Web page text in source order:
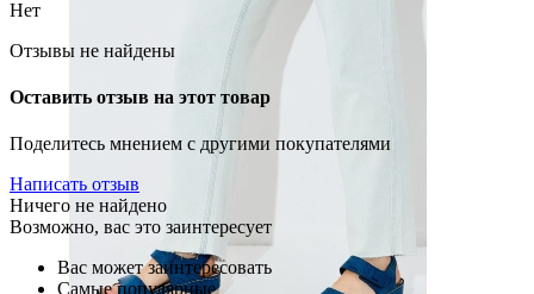
Нет
Отзывы не найдены
Оставить отзыв на этот товар
Поделитесь мнением с другими покупателями
Написать отзыв
Ничего не найдено
Возможно, вас это заинтересует
Вас может заинтересовать
Самые популярные